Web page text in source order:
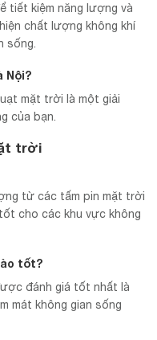
tiết kiệm năng lượng và
chất lượng không khí
sống.
Nội?
mặt trời là một giải
của bạn.
trời
từ các tấm pin mặt trời
cho các khu vực không
tốt?
đánh giá tốt nhất là
mát không gian sống